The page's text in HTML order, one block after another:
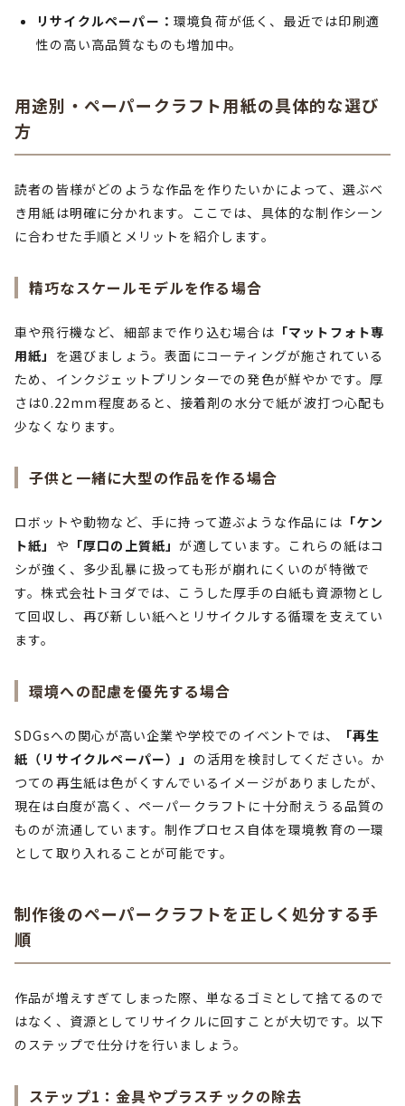
リサイクルペーパー： 環境負荷が低く、最近では印刷適
性の高い高品質なものも増加中。
用途別・ペーパークラフト用紙の具体的な選び
方
読者の皆様がどのような作品を作りたいかによって、選ぶべ
き用紙は明確に分かれます。ここでは、具体的な制作シーン
に合わせた手順とメリットを紹介します。
精巧なスケールモデルを作る場合
車や飛行機など、細部まで作り込む場合は 「マットフォト専
用紙」 を選びましょう。表面にコーティングが施されている
ため、インクジェットプリンターでの発色が鮮やかです。厚
さは0.22mm程度あると、接着剤の水分で紙が波打つ心配も
少なくなります。
子供と一緒に大型の作品を作る場合
ロボットや動物など、手に持って遊ぶような作品には 「ケン
ト紙」 や 「厚口の上質紙」が適しています。これらの紙はコ
シが強く、多少乱暴に扱っても形が崩れにくいのが特徴で
す。株式会社トヨダでは、こうした厚手の白紙も資源物とし
て回収し、再び新しい紙へとリサイクルする循環を支えてい
ます。
環境への配慮を優先する場合
SDGsへの関心が高い企業や学校でのイベントでは、
「再生
紙（リサイクルペーパー）」 の活用を検討してください。か
つての再生紙は色がくすんでいるイメージがありましたが、
現在は白度が高く、ペーパークラフトに十分耐えうる品質の
ものが流通しています。制作プロセス自体を環境教育の一環
として取り入れることが可能です。
制作後のペーパークラフトを正しく処分する手
順
作品が増えすぎてしまった際、単なるゴミとして捨てるので
はなく、資源としてリサイクルに回すことが大切です。以下
のステップで仕分けを行いましょう。
ステップ1：金具やプラスチックの除去